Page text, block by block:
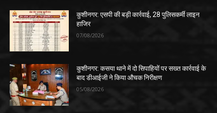
कुशीनगर: एसपी की बड़ी कार्रवाई, 28 पुलिसकर्मी लाइन
हाजिर
07/08/2026
कुशीनगर: कसया थाने में दो सिपाहियों पर सख्त कार्रवाई के
बाद डीआईजी ने किया औचक निरीक्षण
05/08/2026